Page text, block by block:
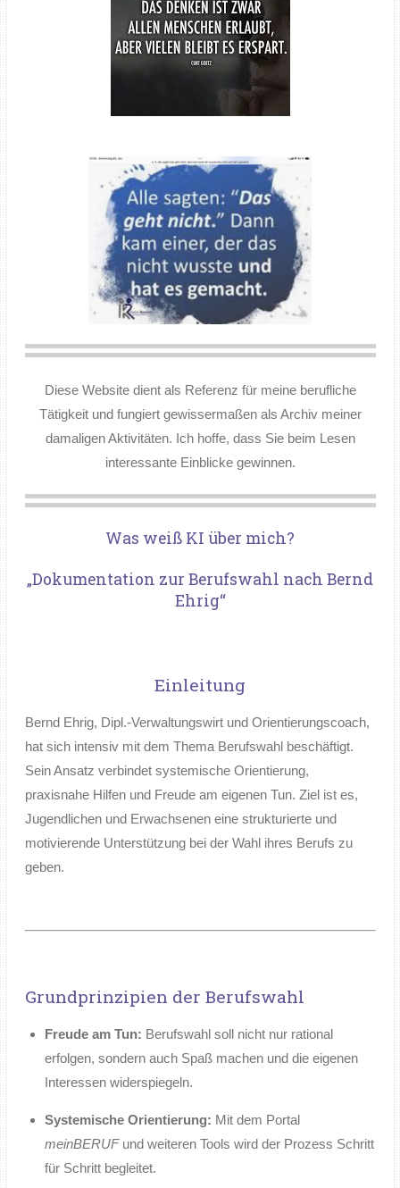
Diese Website dient als Referenz für meine berufliche
Tätigkeit und fungiert gewissermaßen als Archiv meiner
damaligen Aktivitäten. Ich hoffe, dass Sie beim Lesen
interessante Einblicke gewinnen.
Was weiß KI über mich?
„Dokumentation zur Berufswahl nach Bernd
Ehrig“
Einleitung
Bernd Ehrig, Dipl.-Verwaltungswirt und Orientierungscoach,
hat sich intensiv mit dem Thema Berufswahl beschäftigt.
Sein Ansatz verbindet systemische Orientierung,
praxisnahe Hilfen und Freude am eigenen Tun. Ziel ist es,
Jugendlichen und Erwachsenen eine strukturierte und
motivierende Unterstützung bei der Wahl ihres Berufs zu
geben.
Grundprinzipien der Berufswahl
Freude am Tun: Berufswahl soll nicht nur rational
erfolgen, sondern auch Spaß machen und die eigenen
Interessen widerspiegeln.
Systemische Orientierung: Mit dem Portal
meinBERUFund weiteren Tools wird der Prozess Schritt
für Schritt begleitet.